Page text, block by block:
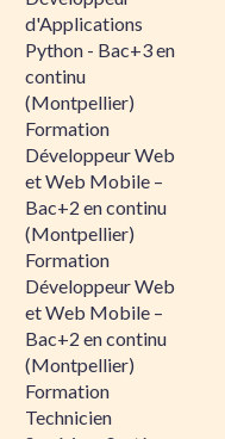
d'Applications
Python - Bac+3 en
continu
(Montpellier)
Formation
Développeur Web
et Web Mobile –
Bac+2 en continu
(Montpellier)
Formation
Développeur Web
et Web Mobile –
Bac+2 en continu
(Montpellier)
Formation
Technicien